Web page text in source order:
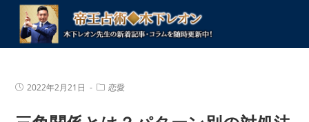
投
開
2022年2月21日
投
テ
恋愛